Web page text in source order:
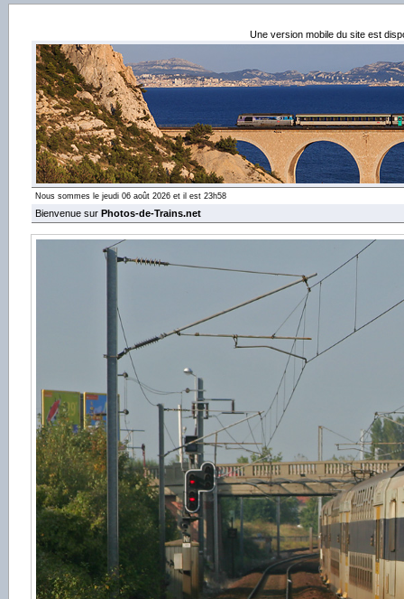
Une version mobile du site est
Nous sommes le jeudi 06 août 2026 et il est 23h58
Bienvenue sur Photos-de-Trains.net